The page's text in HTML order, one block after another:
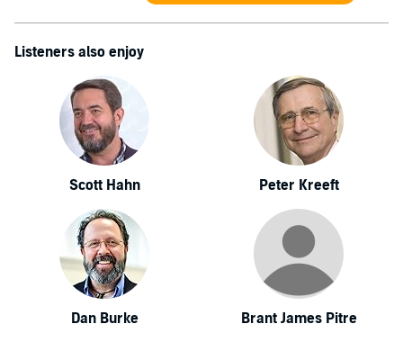
Listeners also enjoy
Scott Hahn Peter Kreeft
Dan Burke Brant James Pitre